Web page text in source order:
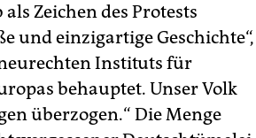
Zeichen des Protests
und einzigartige Geschichte“,
Instituts für
behauptet. Unser Volk
überzogen.“ Die Menge